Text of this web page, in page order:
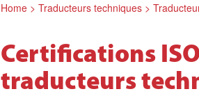
Home > Traducteurs techniques >
Certifications
traducteurs